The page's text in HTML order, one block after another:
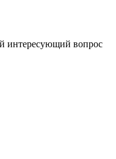
интересующий вопрос